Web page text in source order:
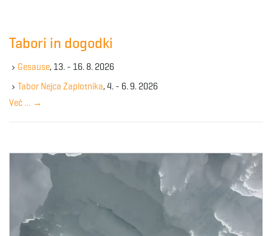
e
y
w
r
Tabori in dogodki
Gesause, 13. - 16. 8. 2026
Tabor Nejca Zaplotnika, 4. - 6. 9. 2026
Več … →